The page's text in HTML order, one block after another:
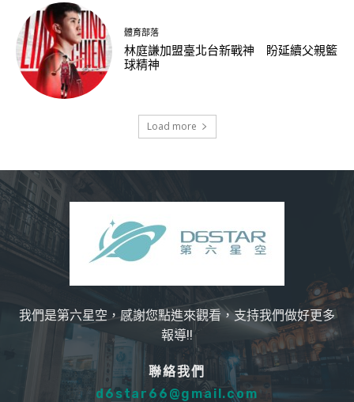
體育部落
林庭謙加盟臺北台新戰神 盼延續父親籃
球精神
Load more
我們是第六星空，感謝您點進來觀看，支持我們做好更多
報導!!
聯絡我們
d6star66@gmail.com